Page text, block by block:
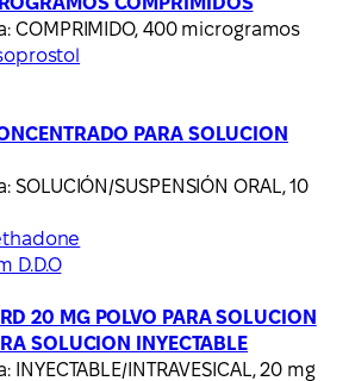
COMPRIMIDO, 400 microgramos
PARA SOLUCION
SOLUCIÓN/SUSPENSIÓN ORAL, 10
D.D.O
20 MG POLVO PARA SOLUCION
SOLUCION INYECTABLE
INYECTABLE/INTRAVESICAL, 20 mg